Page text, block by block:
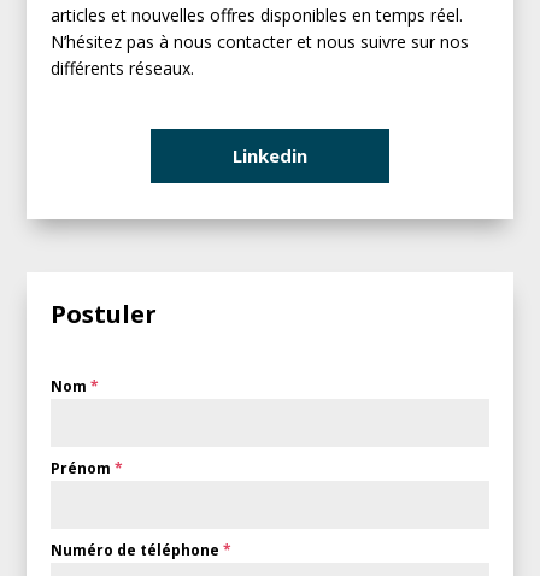
articles et nouvelles offres disponibles en temps réel.
N’hésitez pas à nous contacter et nous suivre sur nos
différents réseaux.
Linkedin
Postuler
Nom*
Prénom*
Numéro de téléphone*